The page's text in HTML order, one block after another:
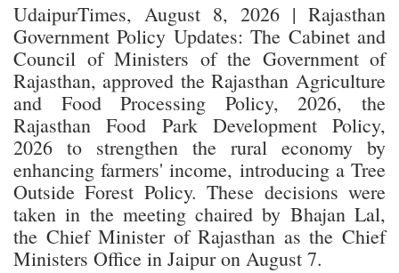
UdaipurTimes, August 8, 2026 | Rajasthan
Government Policy Updates: The Cabinet and
Council of Ministers of the Government of
Rajasthan, approved the Rajasthan Agriculture
and Food Processing Policy, 2026, the
Rajasthan Food Park Development Policy,
2026 to strengthen the rural economy by
enhancing farmers' income, introducing a Tree
Outside Forest Policy. These decisions were
taken in the meeting chaired by Bhajan Lal,
the Chief Minister of Rajasthan as the Chief
Ministers Office in Jaipur on August 7.